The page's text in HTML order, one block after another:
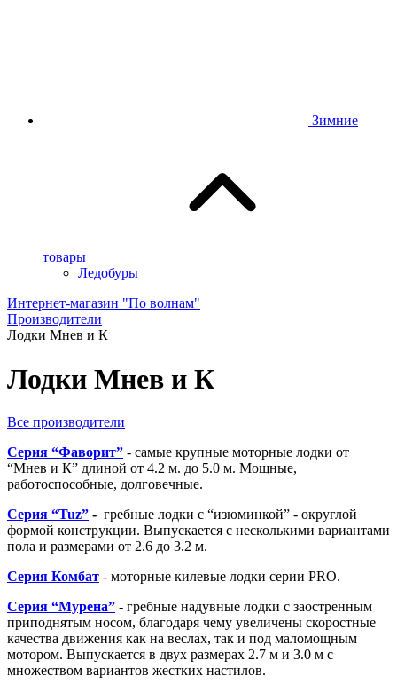
Зимние
товары
Ледобуры
Интернет-магазин "По волнам"
Производители
Лодки Мнев и К
Лодки Мнев и К
Все производители
Серия “Фаворит” - самые крупные моторные лодки от
“Мнев и К” длиной от 4.2 м. до 5.0 м. Мощные,
работоспособные, долговечные.
Серия “Tuz” - гребные лодки с “изюминкой” - округлой
формой конструкции. Выпускается с несколькими вариантами
пола и размерами от 2.6 до 3.2 м.
Серия Комбат - моторные килевые лодки серии PRO.
Серия “Мурена” - гребные надувные лодки с заостренным
приподнятым носом, благодаря чему увеличены скоростные
качества движения как на веслах, так и под маломощным
мотором. Выпускается в двух размерах 2.7 м и 3.0 м с
множеством вариантов жестких настилов.